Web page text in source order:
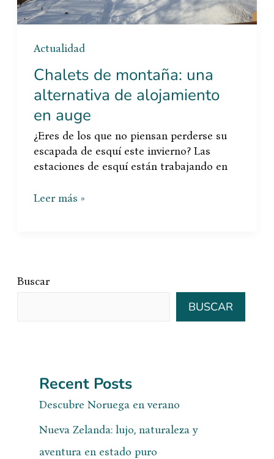
Actualidad
Chalets de montaña: una
alternativa de alojamiento
en auge
¿Eres de los que no piensan perderse su
escapada de esquí este invierno? Las
estaciones de esquí están trabajando en
Leer más »
Buscar
BUSCAR
Recent Posts
Descubre Noruega en verano
Nueva Zelanda: lujo, naturaleza y
aventura en estado puro